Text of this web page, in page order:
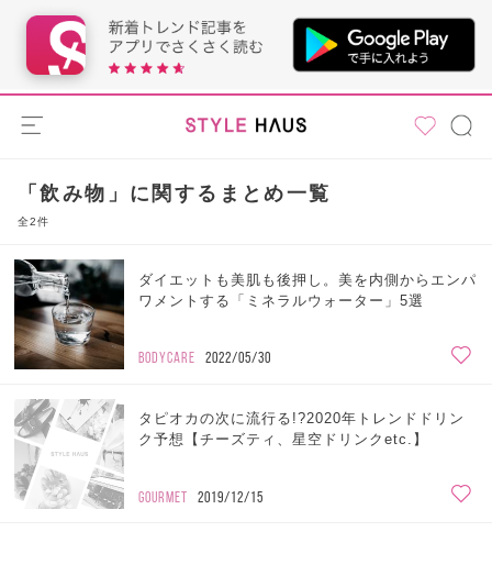
「飲み物」に関するまとめ一覧
全2件
ダイエットも美肌も後押し。美を内側からエンパ
ワメントする「ミネラルウォーター」5選
BODYCARE 2022/05/30
タピオカの次に流行る!?2020年トレンドドリン
ク予想【チーズティ、星空ドリンクetc.】
GOURMET 2019/12/15